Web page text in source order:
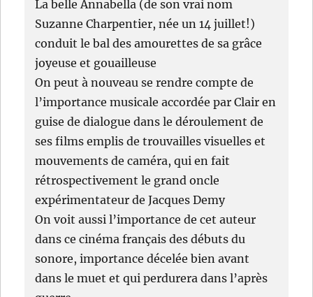
La belle Annabella (de son vrai nom
Suzanne Charpentier, née un 14 juillet!)
conduit le bal des amourettes de sa grâce
joyeuse et gouailleuse
On peut à nouveau se rendre compte de
l’importance musicale accordée par Clair en
guise de dialogue dans le déroulement de
ses films emplis de trouvailles visuelles et
mouvements de caméra, qui en fait
rétrospectivement le grand oncle
expérimentateur de Jacques Demy
On voit aussi l’importance de cet auteur
dans ce cinéma français des débuts du
sonore, importance décelée bien avant
dans le muet et qui perdurera dans l’après